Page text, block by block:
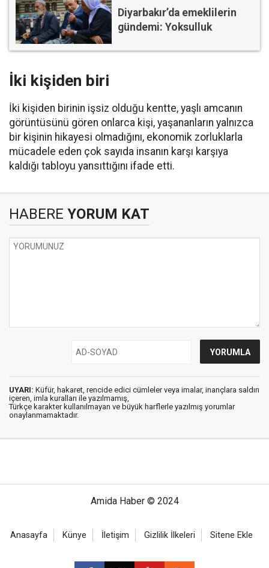
Diyarbakır’da emeklilerin
gündemi: Yoksulluk
İki kişiden biri
İki kişiden birinin işsiz olduğu kentte, yaşlı amcanın
görüntüsünü gören onlarca kişi, yaşananların yalnızca
bir kişinin hikayesi olmadığını, ekonomik zorluklarla
mücadele eden çok sayıda insanın karşı karşıya
kaldığı tabloyu yansıttığını ifade etti.
HABERE YORUM KAT
UYARI: Küfür, hakaret, rencide edici cümleler veya imalar, inançlara saldırı
içeren, imla kuralları ile yazılmamış,
Türkçe karakter kullanılmayan ve büyük harflerle yazılmış yorumlar
onaylanmamaktadır.
Amida Haber © 2024
Anasayfa Künye İletişim Gizlilik İlkeleri Sitene Ekle